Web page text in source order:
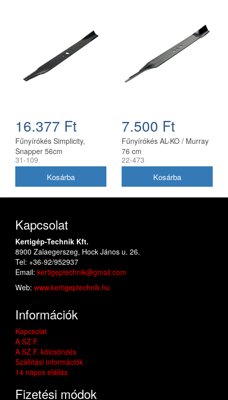
16.377 Ft
Fűnyírókés Simplicity,
Snapper 56cm
(1716695ASM)
31-109
7.500 Ft
Fűnyírókés AL-KO / Murray
76 cm
22-473
Kapcsolat
Kertigép-Technik Kft.
8900 Zalaegerszeg, Hock János u. 26.
Tel: +36-92/952937
Email: kertigeptechnik@gmail.com
Web: www.kertigeptechnik.hu
Információk
Kapcsolat
A.SZ.F.
A.SZ.F. kölcsönzés
Szállítási információk
14 napos elállás
Fizetési módok